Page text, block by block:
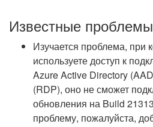
Известные проблемы
Изучается проблема, при
используете доступ к
Azure Active Directory
(RDP), оно не сможет
обновления на Build
проблему, пожалуйста,